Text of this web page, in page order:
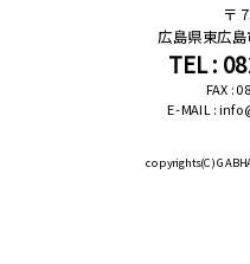
広島県東広
TEL :
FAX :
E-MAIL :
copyrights(C)